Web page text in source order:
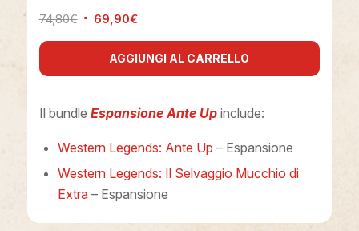
74,80€ 69,90€
AGGIUNGI AL CARRELLO
Il bundle Espansione Ante Upinclude:
Western Legends: Ante Up – Espansione
Western Legends: Il Selvaggio Mucchio di
Extra– Espansione